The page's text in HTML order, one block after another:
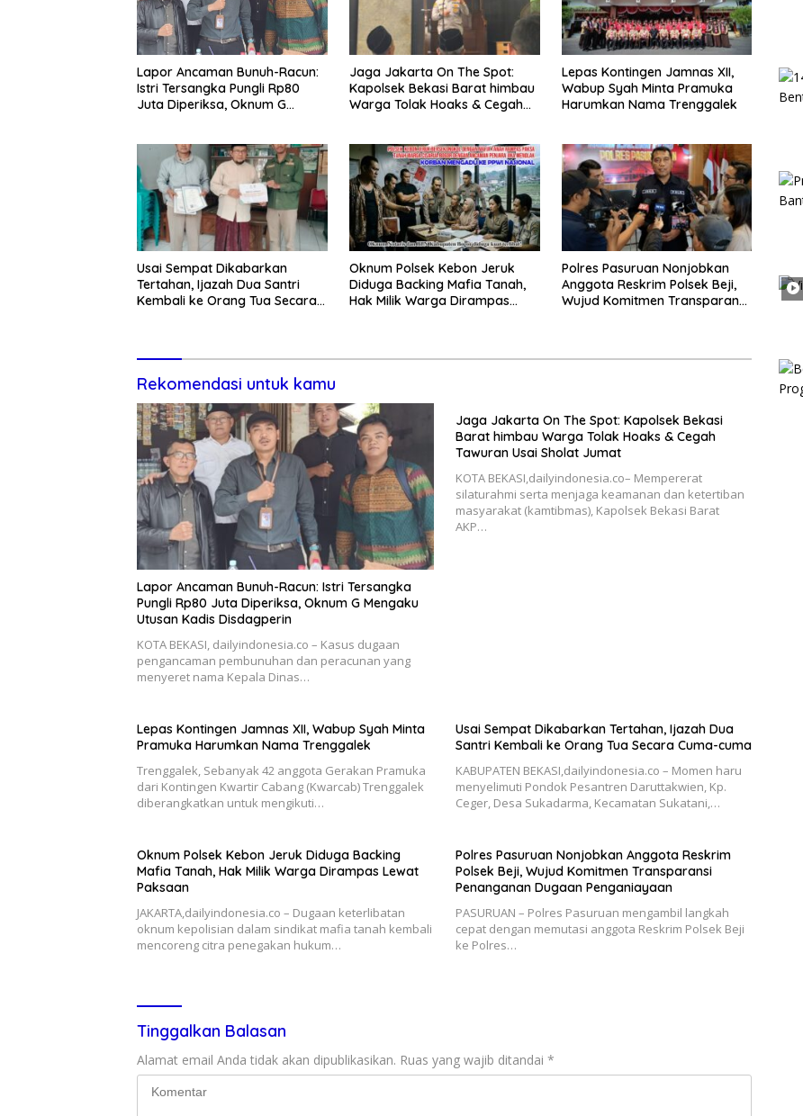
Lapor Ancaman Bunuh-Racun:
Istri Tersangka Pungli Rp80
Juta Diperiksa, Oknum G
Jaga Jakarta On The Spot:
Kapolsek Bekasi Barat himbau
Warga Tolak Hoaks & Cegah
Lepas Kontingen Jamnas XII,
Wabup Syah Minta Pramuka
Harumkan Nama Trenggalek
Usai Sempat Dikabarkan
Tertahan, Ijazah Dua Santri
Kembali ke Orang Tua Secara
Oknum Polsek Kebon Jeruk
Diduga Backing Mafia Tanah,
Hak Milik Warga Dirampas
Polres Pasuruan Nonjobkan
Anggota Reskrim Polsek Beji,
Wujud Komitmen Transparansi
Rekomendasi untuk kamu
Lapor Ancaman Bunuh-Racun: Istri Tersangka
Pungli Rp80 Juta Diperiksa, Oknum G Mengaku
Utusan Kadis Disdagperin
KOTA BEKASI, dailyindonesia.co – Kasus dugaan
pengancaman pembunuhan dan peracunan yang
menyeret nama Kepala Dinas…
Jaga Jakarta On The Spot: Kapolsek Bekasi
Barat himbau Warga Tolak Hoaks & Cegah
Tawuran Usai Sholat Jumat
KOTA BEKASI,dailyindonesia.co– Mempererat
silaturahmi serta menjaga keamanan dan ketertiban
masyarakat (kamtibmas), Kapolsek Bekasi Barat
AKP…
Lepas Kontingen Jamnas XII, Wabup Syah Minta
Pramuka Harumkan Nama Trenggalek
Trenggalek, Sebanyak 42 anggota Gerakan Pramuka
dari Kontingen Kwartir Cabang (Kwarcab) Trenggalek
diberangkatkan untuk mengikuti…
Usai Sempat Dikabarkan Tertahan, Ijazah Dua
Santri Kembali ke Orang Tua Secara Cuma-cuma
KABUPATEN BEKASI,dailyindonesia.co – Momen haru
menyelimuti Pondok Pesantren Daruttakwien, Kp.
Ceger, Desa Sukadarma, Kecamatan Sukatani,…
Oknum Polsek Kebon Jeruk Diduga Backing
Mafia Tanah, Hak Milik Warga Dirampas Lewat
Paksaan
JAKARTA,dailyindonesia.co – Dugaan keterlibatan
oknum kepolisian dalam sindikat mafia tanah kembali
mencoreng citra penegakan hukum…
Polres Pasuruan Nonjobkan Anggota Reskrim
Polsek Beji, Wujud Komitmen Transparansi
Penanganan Dugaan Penganiayaan
PASURUAN – Polres Pasuruan mengambil langkah
cepat dengan memutasi anggota Reskrim Polsek Beji
ke Polres…
Tinggalkan Balasan
Alamat email Anda tidak akan dipublikasikan. Ruas yang wajib ditandai *